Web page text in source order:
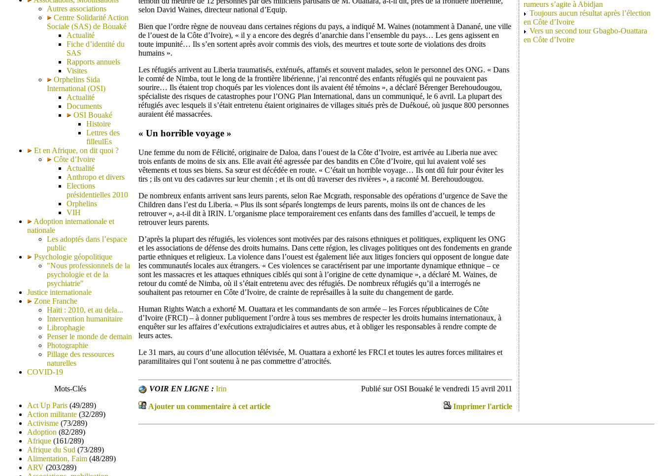
Autres associations
Centre Solidarité Action
Sociale (SAS) de Bouaké
Actualité
Fiche d’identité du
SAS
Rapports annuels
Visites
Orphelins Sida
International (OSI)
Actualité
Documents
OSI Bouaké
Histoire
Lettres des
filleulEs
Et en Afrique, on dit quoi ?
Côte d’Ivoire
Actualité
Anthropo et divers
Elections
présidentielles 2010
Orphelins
VIH
Adoption internationale et
nationale
Les adoptés dans l’espace
public
Psychologie géopolitique
"Nous professionnels de la
psychologie et de la
psychiatrie"
Justice internationale
Zone Franche
Haïti : 2010, et au dela...
Intervention humanitaire
Librophagie
Penser le monde de demain
Photographie
Pillage des ressources
naturelles
COVID-19
Mots-Clés
Act Up Paris (49/289)
Action militante (32/289)
Activisme (73/289)
Adoption (82/289)
Afrique (161/289)
Afrique du Sud (73/289)
Alimentation, Faim (48/289)
ARV (203/289)
selon David Waines, directeur national d’Equip.
Bien que l’ordre règne de nouveau dans certaines régions du pays, a indiqué M. Waines (notamment à Danané, une ville
de l’ouest de la Côte d’Ivoire), « il y a encore des degrés d’anarchie dans l’ensemble du pays… Les gens agissent en
toute impunité… Ils s’en sortent après avoir commis des viols, des meurtres et toute sorte de violations des droits
humains ».
Les réfugiés arrivent au Liberia traumatisés, exténués, affamés et souvent malades, selon le personnel des ONG. « Dans
le comté de Nimba, tout le long de la frontière libérienne, j’ai rencontré des enfants réfugiés qui ne pouvaient pas
sourire… Ils étaient trop choqués par les violences dont ils avaient été témoins », a déclaré Bérenger Berehoudougou,
spécialiste des risques de catastrophes pour l’ONG Plan International, dans un communiqué, le 6 avril. La plupart des
réfugiés avec lesquels il s’était entretenu étaient originaires de villages situés près de Duékoué, où jusque 800 personnes
auraient été massacrées.
« Un horrible voyage »
Une femme du nom de Félicité, originaire de Daloa, dans l’ouest de la Côte d’Ivoire, est arrivée au Liberia nue avec
trois enfants de moins de six ans. Elle avait été agressée par des bandits en Côte d’Ivoire, qui lui avaient volé ses
vêtements et tous ses biens. Sa sœur est décédée en route. « C’était un horrible voyage… Ils ont dû fuir pour éviter les
tirs ; ils ont vu des cadavres sur leur chemin ; et ils ont dû traverser des rivières », a raconté M. Berehoudougou.
De nombreux enfants arrivent sans leurs parents, selon Rae Mcgrath, responsable des opérations d’urgence de Save the
Children dans l’est du Liberia. « Plus ils sont séparés longtemps de leurs parents, moins ils ont de chances de les
retrouver », a-t-il dit à IRIN. L’organisme place temporairement ces enfants dans des familles d’accueil, le temps de
retrouver leurs parents.
D’après la plupart des réfugiés, les violences sont motivées par des raisons ethniques et politiques, expliquent les ONG
et les associations de défense des droits humains. Dans cette région, les clivages politiques ont des fondements en grande
partie ethniques et religieux. La violence dans l’ouest est également liée aux litiges fonciers qui opposent de longue date
les communautés locales aux étrangers. « Ces violences se caractérisent par une importante dynamique ethnique – ce
sont les massacres et les attaques ethniques ciblés qui sont à l’origine de cette dynamique », a déclaré M. Waines, de
retour du comté de Nimba, où il s’était entretenu avec des réfugiés. De nombreux réfugiés qu’il a interrogés ne
souhaitent pas retourner en Côte d’Ivoire, de crainte de représailles à la suite du changement de garde.
Human Rights Watch a exhorté M. Ouattara et les commandants de son armée – les Forces républicaines de Côte
d’Ivoire (FRCI) – à donner publiquement l’ordre à tous ses membres de respecter les droits humains internationaux, à
enquêter sur les affaires d’exécutions extrajudiciaires et autres abus, et à obliger les responsables à rendre compte de
leurs actes.
Le 31 mars, au cours d’une allocution télévisée, M. Ouattara a exhorté les FRCI et toutes les autres forces militaires et
paramilitaires qui l’ont soutenu à ne pas commettre d’atrocités.
VOIR EN LIGNE : Irin Publié sur OSI Bouaké le vendredi 15 avril 2011
Ajouter un commentaire à cet article Imprimer l'article
rumeurs s’agite à Abidjan
Toujours aucun résultat après l’élection
en Côte d’Ivoire
Vers un second tour Gbagbo-Ouattara
en Côte d’Ivoire